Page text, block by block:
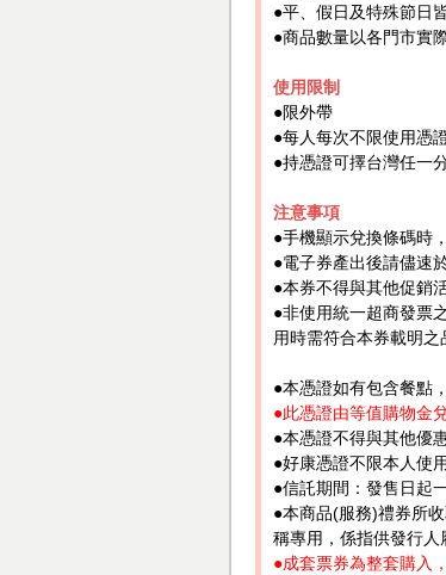
●平、假日及特殊節日
●商品數量以各門市實
使用限制
●限外帶
●每人每次不限使用憑
●持憑證可擇台灣任一
注意事項
●手機顯示兌換條碼時
●電子券產出後請儘速
●本券不得與其他促銷
●非使用統一超商發票
用時需符合本券載明
●本憑證如有包含餐點
●此憑證由等值購物金
●本憑證不得與其他優
●好康憑證不限本人使
●信託期間：發售日起
●本商品(服務)禮券所
稱專用，係指供發行人
●成套票券為整套購入